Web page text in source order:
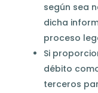
según sea
dicha
proceso
Si
débito
terceros